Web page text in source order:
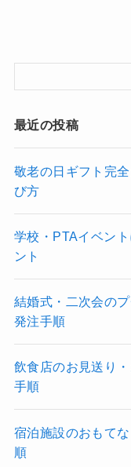
最近の投稿
敬老の日ギフト完
び方
学校・PTAイベン
ント
結婚式・二次会の
発注手順
飲食店のお見送り
手順
宿泊施設のおもて
順